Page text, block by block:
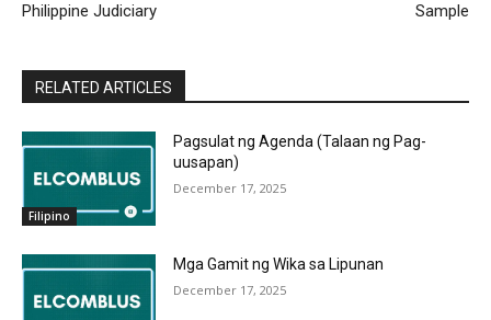
Philippine Judiciary
Sample
RELATED ARTICLES
Filipino
Pagsulat ng Agenda (Talaan ng Pag-
uusapan)
December 17, 2025
Mga Gamit ng Wika sa Lipunan
December 17, 2025